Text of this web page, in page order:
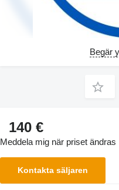
Begär
140 €
Meddela mig när priset ändras
Kontakta säljaren